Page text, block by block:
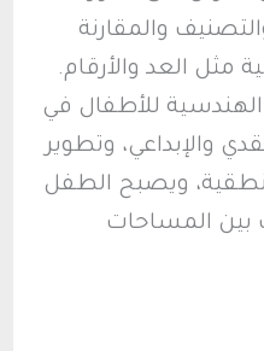
والمقارنة
مثل العد والأرقام.
للأطفال في
والإبداعي، وتطوير
ويصبح الطفل
بين المساحات